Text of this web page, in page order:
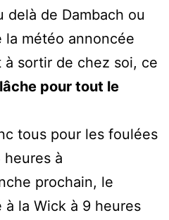
de Dambach ou
la météo annoncée
à sortir de chez soi, ce
pour tout le
tous pour les foulées
heures à
prochain, le
la Wick à 9 heures